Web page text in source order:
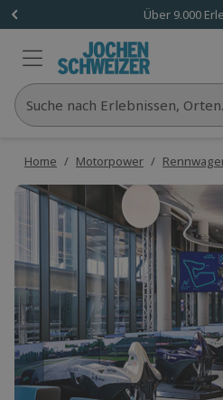
Über 9.000
Suche nach Erlebnissen,
Home / Motorpower /